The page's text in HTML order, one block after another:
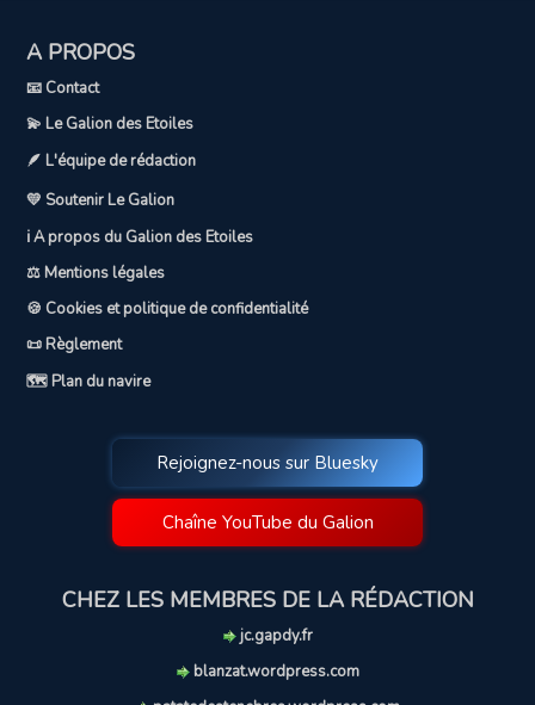
A PROPOS
📧 Contact
💫 Le Galion des Etoiles
🪶 L'équipe de rédaction
💛 Soutenir Le Galion
ℹ️ A propos du Galion des Etoiles
⚖️ Mentions légales
🍪 Cookies et politique de confidentialité
📜 Règlement
🗺️ Plan du navire
Rejoignez-nous sur Bluesky
Chaîne YouTube du Galion
CHEZ LES MEMBRES DE LA RÉDACTION
jc.gapdy.fr
blanzat.wordpress.com